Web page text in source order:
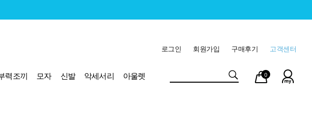
고객센터
구매후기
회원가입
로그인
력조끼 모자 신발 악세서리
아울렛
마이
페이
장바
구니
0